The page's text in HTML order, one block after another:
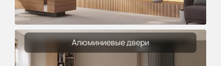
Алюминиевые двери